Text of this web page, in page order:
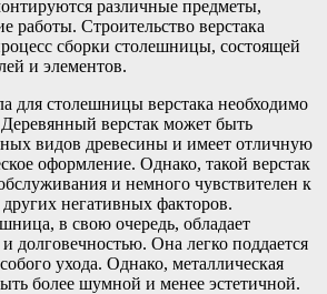
различные предметы,
работы. Строительство верстака
сборки столешницы, состоящей
и элементов.
для столешницы верстака необходимо
Деревянный верстак может быть
видов древесины и имеет отличную
оформление. Однако, такой верстак
и немного чувствителен к
негативных факторов.
в свою очередь, обладает
долговечностью. Она легко поддается
ухода. Однако, металлическая
более шумной и менее эстетичной.